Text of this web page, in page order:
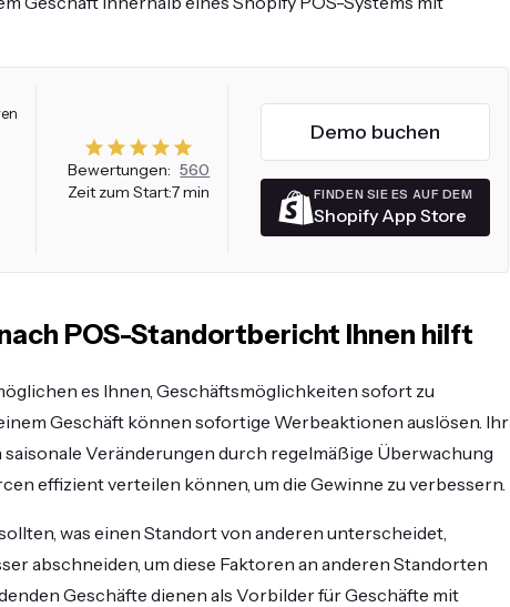
Bewertungen: 560
Zeit zum Start:7 min
Demo buchen
FINDEN SIE ES AUF DEM
Shopify App Store
POS-Standortbericht Ihnen hilft
es Ihnen, Geschäftsmöglichkeiten sofort zu
Geschäft können sofortige Werbeaktionen auslösen. Ihr
Veränderungen durch regelmäßige Überwachung
effizient verteilen können, um die Gewinne zu verbessern.
was einen Standort von anderen unterscheidet,
abschneiden, um diese Faktoren an anderen Standorten
Geschäfte dienen als Vorbilder für Geschäfte mit